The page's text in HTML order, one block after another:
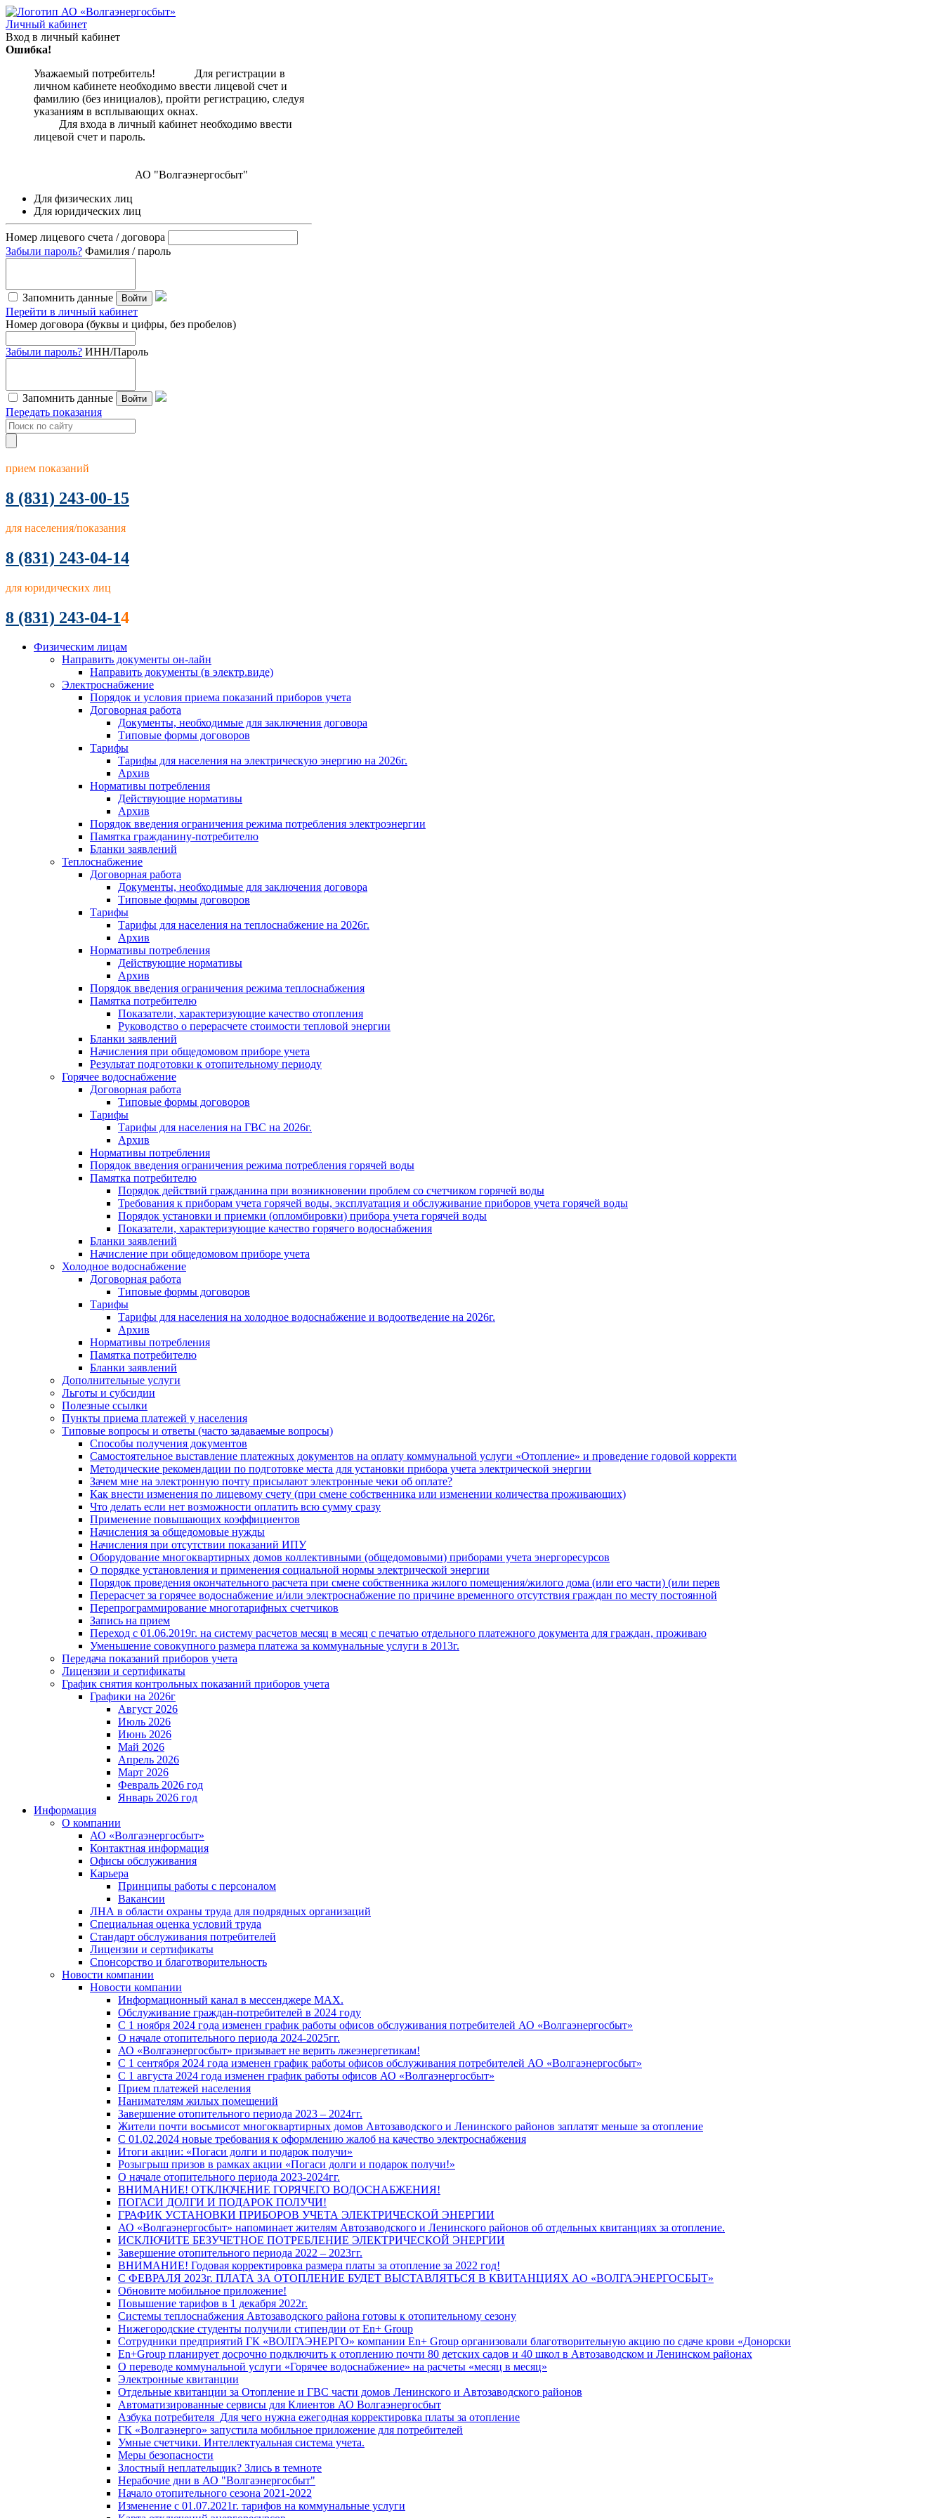
Личный кабинет
Вход в личный кабинет
Ошибка!
Уважаемый потребитель! Для регистрации в
личном кабинете необходимо ввести лицевой счет и
фамилию (без инициалов), пройти регистрацию, следуя
указаниям в всплывающих окнах.
Для входа в личный кабинет необходимо ввести
лицевой счет и пароль.
АО "Волгаэнергосбыт"
Для физических лиц
Для юридических лиц
Номер лицевого счета / договора
Забыли пароль? Фамилия / пароль
Запомнить данные Войти
Перейти в личный кабинет
Номер договора (буквы и цифры, без пробелов)
Забыли пароль? ИНН/Пароль
Запомнить данные Войти
Передать показания
прием показаний
8 (831) 243-00-15
для населения/показания
8 (831) 243-04-14
для юридических лиц
8 (831) 243-04-14
Физическим лицам
Направить документы он-лайн
Направить документы (в электр.виде)
Электроснабжение
Порядок и условия приема показаний приборов учета
Договорная работа
Документы, необходимые для заключения договора
Типовые формы договоров
Тарифы
Тарифы для населения на электрическую энергию на 2026г.
Архив
Нормативы потребления
Действующие нормативы
Архив
Порядок введения ограничения режима потребления электроэнергии
Памятка гражданину-потребителю
Бланки заявлений
Теплоснабжение
Договорная работа
Документы, необходимые для заключения договора
Типовые формы договоров
Тарифы
Тарифы для населения на теплоснабжение на 2026г.
Архив
Нормативы потребления
Действующие нормативы
Архив
Порядок введения ограничения режима теплоснабжения
Памятка потребителю
Показатели, характеризующие качество отопления
Руководство о перерасчете стоимости тепловой энергии
Бланки заявлений
Начисления при общедомовом приборе учета
Результат подготовки к отопительному периоду
Горячее водоснабжение
Договорная работа
Типовые формы договоров
Тарифы
Тарифы для населения на ГВС на 2026г.
Архив
Нормативы потребления
Порядок введения ограничения режима потребления горячей воды
Памятка потребителю
Порядок действий гражданина при возникновении проблем со счетчиком горячей воды
Требования к приборам учета горячей воды, эксплуатация и обслуживание приборов учета горячей воды
Порядок установки и приемки (опломбировки) прибора учета горячей воды
Показатели, характеризующие качество горячего водоснабжения
Бланки заявлений
Начисление при общедомовом приборе учета
Холодное водоснабжение
Договорная работа
Типовые формы договоров
Тарифы
Тарифы для населения на холодное водоснабжение и водоотведение на 2026г.
Архив
Нормативы потребления
Памятка потребителю
Бланки заявлений
Дополнительные услуги
Льготы и субсидии
Полезные ссылки
Пункты приема платежей у населения
Типовые вопросы и ответы (часто задаваемые вопросы)
Способы получения документов
Самостоятельное выставление платежных документов на оплату коммунальной услуги «Отопление» и проведение годовой корректи
Методические рекомендации по подготовке места для установки прибора учета электрической энергии
Зачем мне на электронную почту присылают электронные чеки об оплате?
Как внести изменения по лицевому счету (при смене собственника или изменении количества проживающих)
Что делать если нет возможности оплатить всю сумму сразу
Применение повышающих коэффициентов
Начисления за общедомовые нужды
Начисления при отсутствии показаний ИПУ
Оборудование многоквартирных домов коллективными (общедомовыми) приборами учета энергоресурсов
О порядке установления и применения социальной нормы электрической энергии
Порядок проведения окончательного расчета при смене собственника жилого помещения/жилого дома (или его части) (или перев
Перерасчет за горячее водоснабжение и/или электроснабжение по причине временного отсутствия граждан по месту постоянной
Перепрограммирование многотарифных счетчиков
Запись на прием
Переход с 01.06.2019г. на систему расчетов месяц в месяц с печатью отдельного платежного документа для граждан, проживаю
Уменьшение совокупного размера платежа за коммунальные услуги в 2013г.
Передача показаний приборов учета
Лицензии и сертификаты
График снятия контрольных показаний приборов учета
Графики на 2026г
Август 2026
Июль 2026
Июнь 2026
Май 2026
Апрель 2026
Март 2026
Февраль 2026 год
Январь 2026 год
Информация
О компании
АО «Волгаэнергосбыт»
Контактная информация
Офисы обслуживания
Карьера
Принципы работы с персоналом
Вакансии
ЛНА в области охраны труда для подрядных организаций
Специальная оценка условий труда
Стандарт обслуживания потребителей
Лицензии и сертификаты
Спонсорство и благотворительность
Новости компании
Новости компании
Информационный канал в мессенджере MAX.
Обслуживание граждан-потребителей в 2024 году
С 1 ноября 2024 года изменен график работы офисов обслуживания потребителей АО «Волгаэнергосбыт»
О начале отопительного периода 2024-2025гг.
АО «Волгаэнергосбыт» призывает не верить лжеэнергетикам!
С 1 сентября 2024 года изменен график работы офисов обслуживания потребителей АО «Волгаэнергосбыт»
С 1 августа 2024 года изменен график работы офисов АО «Волгаэнергосбыт»
Прием платежей населения
Нанимателям жилых помещений
Завершение отопительного периода 2023 – 2024гг.
Жители почти восьмисот многоквартирных домов Автозаводского и Ленинского районов заплатят меньше за отопление
С 01.02.2024 новые требования к оформлению жалоб на качество электроснабжения
Итоги акции: «Погаси долги и подарок получи»
Розыгрыш призов в рамках акции «Погаси долги и подарок получи!»
О начале отопительного периода 2023-2024гг.
ВНИМАНИЕ! ОТКЛЮЧЕНИЕ ГОРЯЧЕГО ВОДОСНАБЖЕНИЯ!
ПОГАСИ ДОЛГИ И ПОДАРОК ПОЛУЧИ!
ГРАФИК УСТАНОВКИ ПРИБОРОВ УЧЕТА ЭЛЕКТРИЧЕСКОЙ ЭНЕРГИИ
АО «Волгаэнергосбыт» напоминает жителям Автозаводского и Ленинского районов об отдельных квитанциях за отопление.
ИСКЛЮЧИТЕ БЕЗУЧЕТНОЕ ПОТРЕБЛЕНИЕ ЭЛЕКТРИЧЕСКОЙ ЭНЕРГИИ
Завершение отопительного периода 2022 – 2023гг.
ВНИМАНИЕ! Годовая корректировка размера платы за отопление за 2022 год!
С ФЕВРАЛЯ 2023г. ПЛАТА ЗА ОТОПЛЕНИЕ БУДЕТ ВЫСТАВЛЯТЬСЯ В КВИТАНЦИЯХ АО «ВОЛГАЭНЕРГОСБЫТ»
Обновите мобильное приложение!
Повышение тарифов в 1 декабря 2022г.
Системы теплоснабжения Автозаводского района готовы к отопительному сезону
Нижегородские студенты получили стипендии от En+ Group
Сотрудники предприятий ГК «ВОЛГАЭНЕРГО» компании En+ Group организовали благотворительную акцию по сдаче крови «Донорски
En+Group планирует досрочно подключить к отоплению почти 80 детских садов и 40 школ в Автозаводском и Ленинском районах
О переводе коммунальной услуги «Горячее водоснабжение» на расчеты «месяц в месяц»
Электронные квитанции
Отдельные квитанции за Отопление и ГВС части домов Ленинского и Автозаводского районов
Автоматизированные сервисы для Клиентов АО Волгаэнергосбыт
Азбука потребителя_Для чего нужна ежегодная корректировка платы за отопление
ГК «Волгаэнерго» запустила мобильное приложение для потребителей
Умные счетчики. Интеллектуальная система учета.
Меры безопасности
Злостный неплательщик? Злись в темноте
Нерабочие дни в АО "Волгаэнергосбыт"
Начало отопительного сезона 2021-2022
Изменение с 01.07.2021г. тарифов на коммунальные услуги